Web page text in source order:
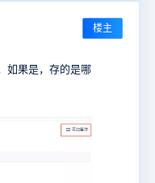
楼主
如果是，存的是哪